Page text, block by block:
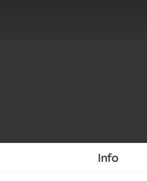
Info